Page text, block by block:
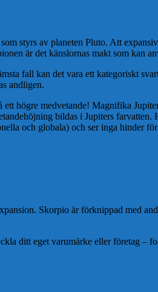
styrs av planeten Pluto. Att
är det känslornas makt som kan
fall kan det vara ett kategoriskt
andligen.
högre medvetande! Magnifika
bildas i Jupiters
och globala) och ser inga hinder
Skorpio är förknippad med
ditt eget varumärke eller företag –